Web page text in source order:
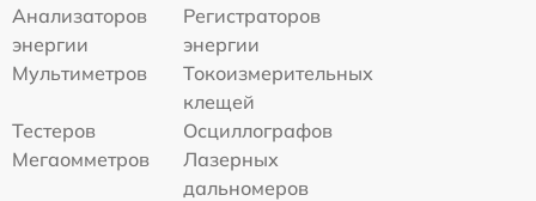
Анализаторов
энергии
Регистраторов
энергии
Мультиметров
Токоизмерительных
клещей
Тестеров
Осциллографов
Мегаомметров
Лазерных
дальномеров